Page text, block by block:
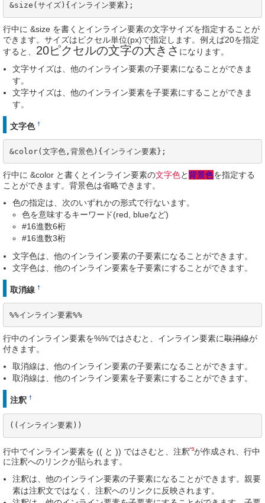
&size(サイズ){インライン要素};
行中に &size を書くとインライン要素の文字サイズを指定することが
できます。サイズはピクセル単位(px)で指定します。例えば20を指定
すると、 20ピクセルの文字の大きさ になります。
文字サイズは、他のインライン要素の子要素になることができま
す。
文字サイズは、他のインライン要素を子要素にすることができま
す。
文字色 †
&color(文字色,背景色){インライン要素};
行中に &color と書くとインライン要素の文字色と背景色を指定する
ことができます。背景色は省略できます。
色の指定は、次のいずれかの形式で行ないます。
色を意味するキーワード(red, blueなど)
#16進数6桁
#16進数3桁
文字色は、他のインライン要素の子要素になることができます。
文字色は、他のインライン要素を子要素にすることができます。
取消線 †
%%インライン要素%%
行中のインライン要素を%%ではさむと、インライン要素に取消線が
付きます。
取消線は、他のインライン要素の子要素になることができます。
取消線は、他のインライン要素を子要素にすることができます。
注釈 †
((インライン要素))
行中でインライン要素を (( と )) ではさむと、注釈*3が作成され、行中
に注釈へのリンクが貼られます。
注釈は、他のインライン要素の子要素になることができます。親要
素は注釈文ではなく、注釈へのリンクに反映されます。